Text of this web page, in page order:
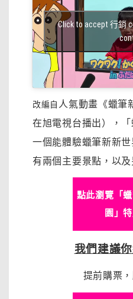
Click to accept 行銷
改編自 人氣動畫《蠟筆
在旭電視台播出），
一個能體驗蠟筆新新
有兩個主要景點，以
點此瀏覽「
園」
我們建議
提前購票，